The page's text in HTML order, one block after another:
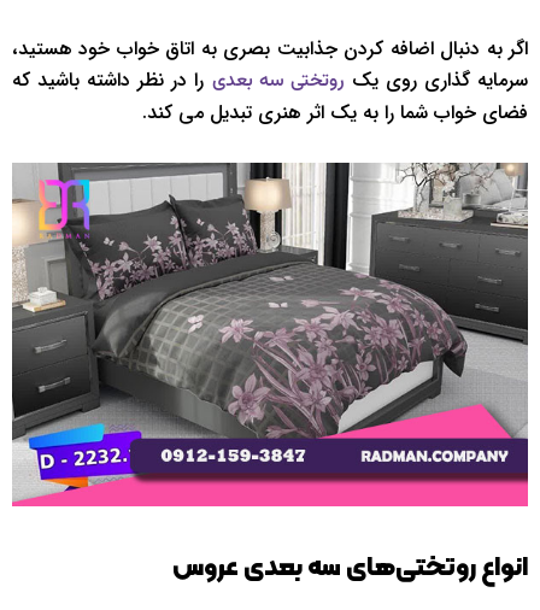
اگر به دنبال اضافه کردن جذابیت بصری به اتاق خواب خود هستید،
سرمایه گذاری روی یک روتختی سه بعدی را در نظر داشته باشید که
فضای خواب شما را به یک اثر هنری تبدیل می کند.
انواع روتختی‌های سه بعدی عروس